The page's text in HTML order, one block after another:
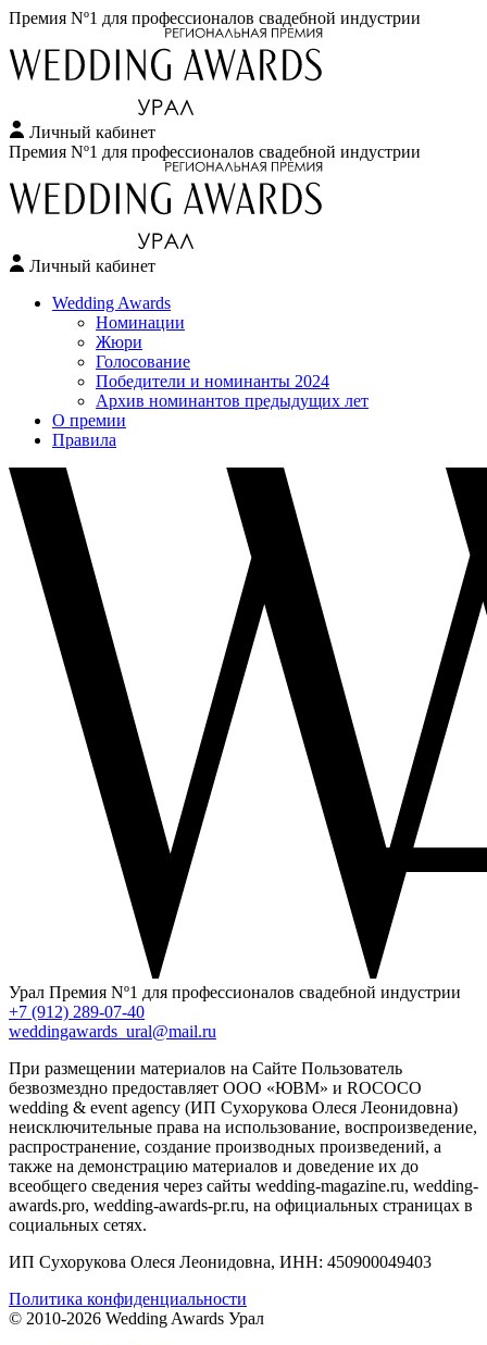
Премия Nº1 для профессионалов свадебной индустрии
Личный кабинет
Перейти
содержимому
Премия Nº1 для профессионалов свадебной индустрии
Личный кабинет
Wedding Awards
Номинации
Жюри
Голосование
Победители и номинанты 2024
Архив номинантов предыдущих лет
О премии
Правила
Урал Премия Nº1 для профессионалов свадебной индустрии
+7 (912) 289-07-40
weddingawards_ural@mail.ru
При размещении материалов на Сайте Пользователь
безвозмездно предоставляет ООО «ЮВМ» и ROCOCO
wedding & event agency (ИП Сухорукова Олеся Леонидовна)
неисключительные права на использование, воспроизведение,
распространение, создание производных произведений, а
также на демонстрацию материалов и доведение их до
всеобщего сведения через сайты wedding-magazine.ru, wedding-
awards.pro, wedding-awards-pr.ru, на официальных страницах в
социальных сетях.
ИП Сухорукова Олеся Леонидовна, ИНН: 450900049403
Политика конфиденциальности
© 2010-2026 Wedding Awards Урал